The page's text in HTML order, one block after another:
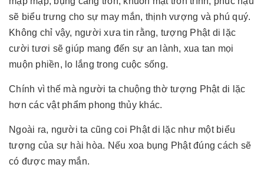
sẽ biểu trưng cho sự may mắn, thịnh vượng và phú quý.
Không chỉ vậy, người xưa tin rằng, tượng Phật di lặc
cười tươi sẽ giúp mang đến sự an lành, xua tan mọi
muộn phiền, lo lắng trong cuộc sống.
Chính vì thế mà người ta chuộng thờ tượng Phật di lặc
hơn các vật phẩm phong thủy khác.
Ngoài ra, người ta cũng coi Phật di lặc như một biểu
tượng của sự hài hòa. Nếu xoa bụng Phật đúng cách sẽ
có được may mắn.